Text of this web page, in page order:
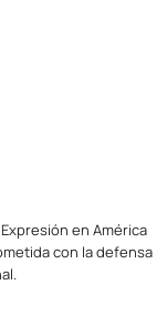
en América
con la defensa